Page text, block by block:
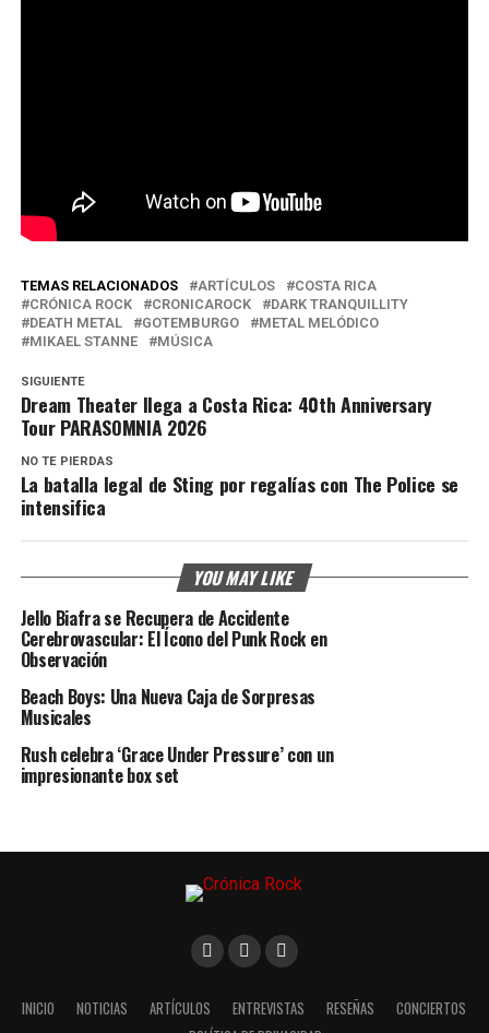
TEMAS RELACIONADOS ARTÍCULOS
COSTA RICA
CRÓNICA ROCK
CRONICAROCK
DARK TRANQUILLITY
DEATH METAL
GOTEMBURGO
METAL MELÓDICO
MIKAEL STANNE
MÚSICA
SIGUIENTE
Dream Theater llega a Costa Rica: 40th Anniversary
Tour PARASOMNIA 2026
NO TE PIERDAS
La batalla legal de Sting por regalías con The Police se
intensifica
YOU MAY LIKE
Jello Biafra se Recupera de Accidente
Cerebrovascular: El Ícono del Punk Rock en
Observación
Beach Boys: Una Nueva Caja de Sorpresas
Musicales
Rush celebra ‘Grace Under Pressure’ con un
impresionante box set
INICIO NOTICIAS ARTÍCULOS ENTREVISTAS RESEÑAS
CONCIERTOS